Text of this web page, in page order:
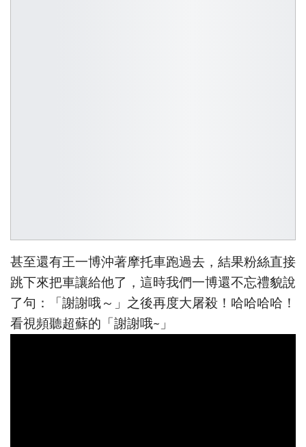
甚至還有王一博沖著摩托車跑過去，結果粉絲直接
跳下來把車讓給他了，這時我們一博還不忘禮貌說
了句：「謝謝哦～」之後再度大屠殺！哈哈哈哈！
看視頻聽超蘇的「謝謝哦~」